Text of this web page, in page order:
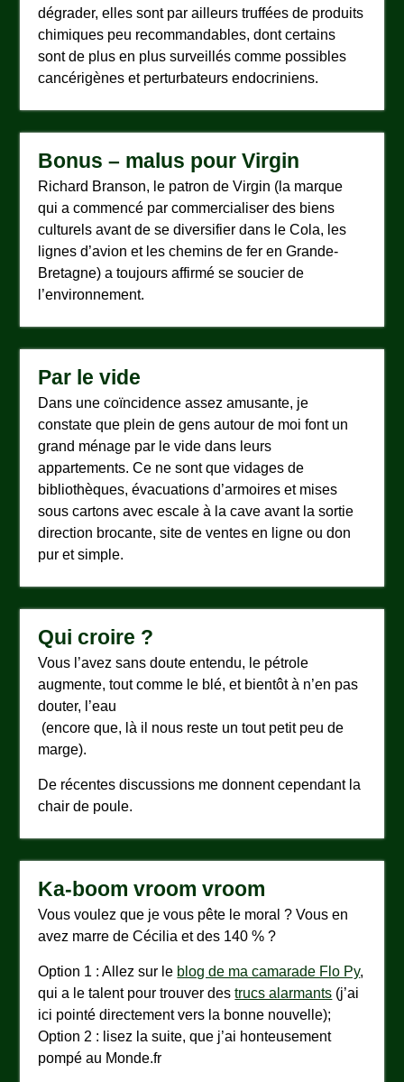
dégrader, elles sont par ailleurs truffées de produits
chimiques peu recommandables, dont certains
sont de plus en plus surveillés comme possibles
cancérigènes et perturbateurs endocriniens.
Bonus – malus pour Virgin
Richard Branson, le patron de Virgin (la marque
qui a commencé par commercialiser des biens
culturels avant de se diversifier dans le Cola, les
lignes d’avion et les chemins de fer en Grande-
Bretagne) a toujours affirmé se soucier de
l’environnement.
Par le vide
Dans une coïncidence assez amusante, je
constate que plein de gens autour de moi font un
grand ménage par le vide dans leurs
appartements. Ce ne sont que vidages de
bibliothèques, évacuations d’armoires et mises
sous cartons avec escale à la cave avant la sortie
direction brocante, site de ventes en ligne ou don
pur et simple.
Qui croire ?
Vous l’avez sans doute entendu, le pétrole
augmente, tout comme le blé, et bientôt à n’en pas
douter, l’eau
(encore que, là il nous reste un tout petit peu de
marge).
De récentes discussions me donnent cependant la
chair de poule.
Ka-boom vroom vroom
Vous voulez que je vous pête le moral ? Vous en
avez marre de Cécilia et des 140 % ?
Option 1 : Allez sur le blog de ma camarade Flo Py,
qui a le talent pour trouver destrucs alarmants (j’ai
ici pointé directement vers la bonne nouvelle);
Option 2 : lisez la suite, que j’ai honteusement
pompé au Monde.fr